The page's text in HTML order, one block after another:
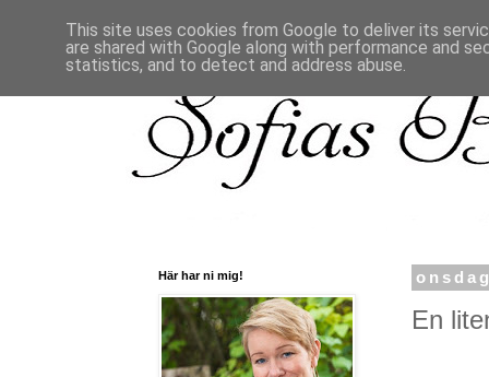
En
Här har ni mig!
This site uses cookies from Google to deliver its
are shared with Google along with performance and
statistics, and to detect and address abuse.